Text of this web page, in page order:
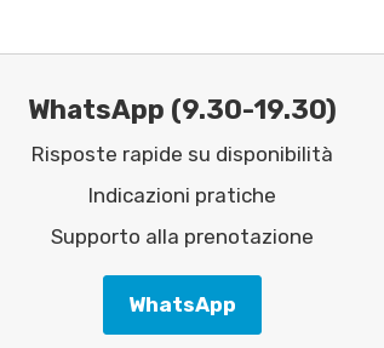
WhatsApp (9.30-19.30)
Risposte rapide su disponibilità
Indicazioni pratiche
Supporto alla prenotazione
WhatsApp